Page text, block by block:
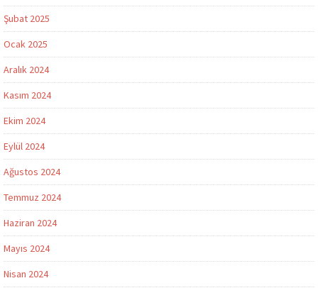
Şubat 2025
Ocak 2025
Aralık 2024
Kasım 2024
Ekim 2024
Eylül 2024
Ağustos 2024
Temmuz 2024
Haziran 2024
Mayıs 2024
Nisan 2024